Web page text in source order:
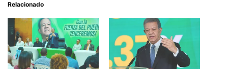
Relacionado